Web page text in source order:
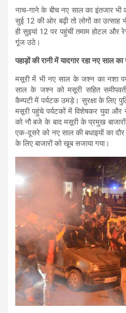
नाच-गाने के बीच नए साल का इंतजार भी
सुई 12 की ओर बढ़ी तो लोगों का
ही सुइयां 12 पर पहुंचीं तमाम होटल और
गूंज उठे।
पहाड़ों की रानी में यादगार रहा नए साल
मसूरी में भी नए साल के जश्न का नशा
साल के जश्न को मसूरी सहित
कैम्पटी में पर्यटक उमड़े। सुरक्षा के लिए
मसूरी पहुंचे पर्यटकों में विशेषकर युवा और
को नौ बजे के बाद मसूरी के प्रमुख
एक-दूसरे को नए साल की बधाइयों का
के लिए बाजारों को खूब सजाया गया।